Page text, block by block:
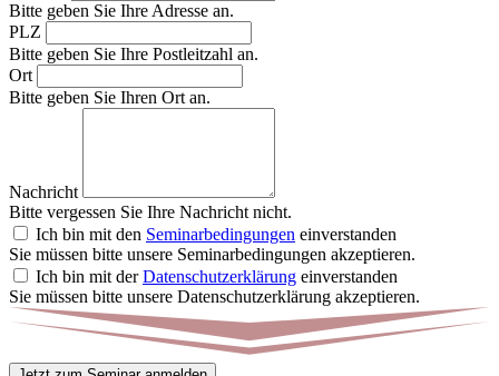
Bitte geben Sie Ihre Adresse an.
PLZ
Bitte geben Sie Ihre Postleitzahl an.
Ort
Bitte geben Sie Ihren Ort an.
Nachricht
Bitte vergessen Sie Ihre Nachricht nicht.
Ich bin mit den Seminarbedingungen einverstanden
Sie müssen bitte unsere Seminarbedingungen akzeptieren.
Ich bin mit derDatenschutzerklärung einverstanden
Sie müssen bitte unsere Datenschutzerklärung akzeptieren.